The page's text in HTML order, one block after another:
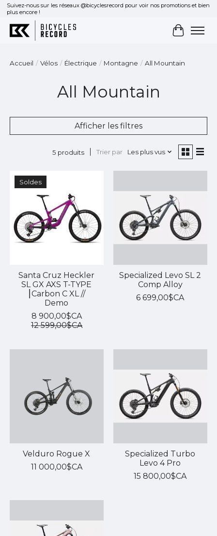
Suivez-nous sur les réseaux @bicyclesrecord pour voir nos promotions et bien
plus encore !
Panier
Accueil / Vélos / Électrique / Montagne / All Mountain
All Mountain
Afficher les filtres
5 produits Trier par Les plus vus
Soldes
Santa Cruz Heckler
SL GX AXS T-TYPE
⎮Carbon C XL //
Demo
8 900,00$CA
12 599,00$CA
Specialized Levo SL 2
Comp Alloy
6 699,00$CA
Velduro Rogue X
11 000,00$CA
Specialized Turbo
Levo 4 Pro
15 800,00$CA